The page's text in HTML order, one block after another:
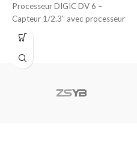
Processeur DIGIC DV 6 –
Capteur 1/2.3” avec processeur
DIGIC DV 6 offrant